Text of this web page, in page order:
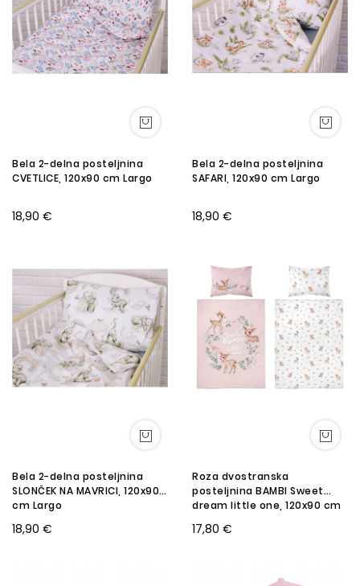
Bela 2-delna posteljnina
CVETLICE, 120x90 cm Largo
18,90 €
Bela 2-delna posteljnina
SAFARI, 120x90 cm Largo
18,90 €
Bela 2-delna posteljnina
SLONČEK NA MAVRICI, 120x90
cm Largo
18,90 €
Roza dvostranska
posteljnina BAMBI Sweet
dream little one, 120x90 cm
17,80 €